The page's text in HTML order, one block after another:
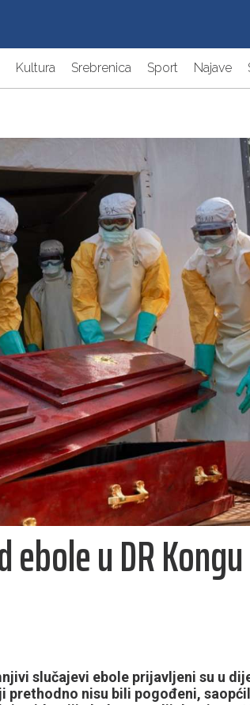
Kultura Srebrenica Sport Najave
u DR Kongu
slučajevi ebole prijavljeni su u
prethodno nisu bili pogođeni,